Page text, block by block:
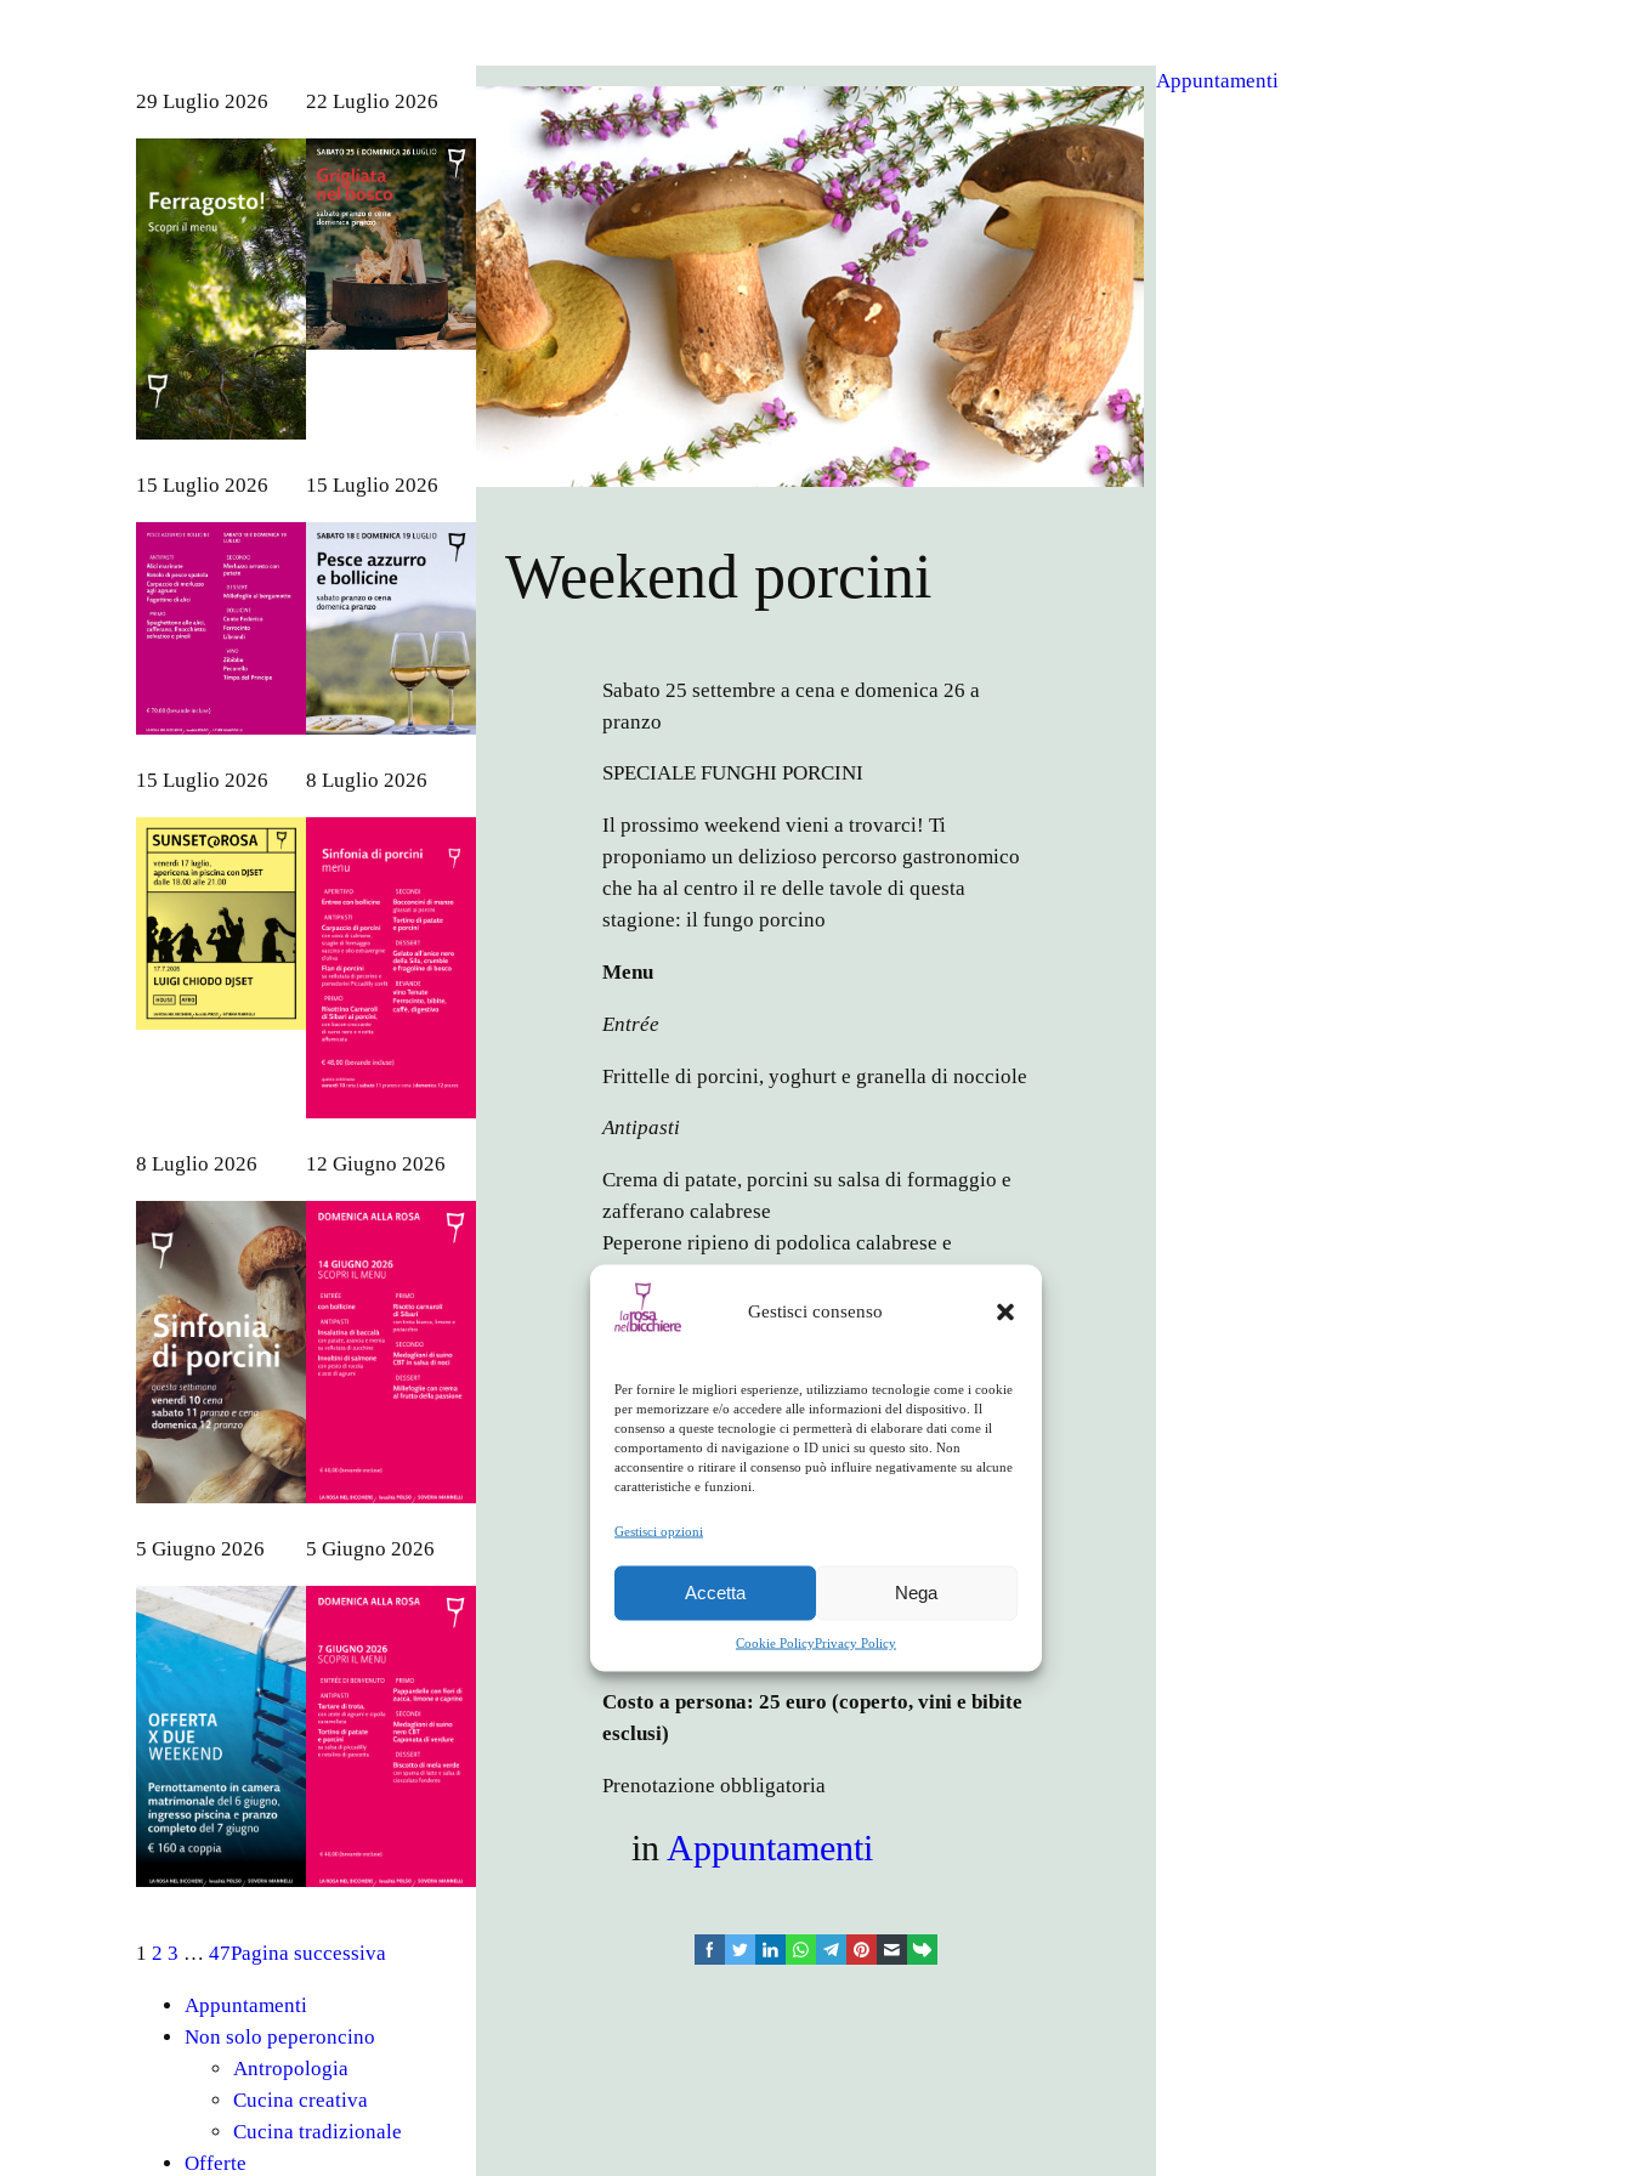
Gestisci consenso
Per fornire le migliori esperienze, utilizziamo tecnologie come i cookie
per memorizzare e/o accedere alle informazioni del dispositivo. Il
consenso a queste tecnologie ci permetterà di elaborare dati come il
comportamento di navigazione o ID unici su questo sito. Non
acconsentire o ritirare il consenso può influire negativamente su alcune
caratteristiche e funzioni.
Gestisci opzioni
Accetta Nega
Cookie PolicyPrivacy Policy
29 Luglio 2026 22 Luglio 2026
15 Luglio 2026 15 Luglio 2026
15 Luglio 2026 8 Luglio 2026
8 Luglio 2026 12 Giugno 2026
5 Giugno 2026 5 Giugno 2026
1 2 3 … 47Pagina successiva
Appuntamenti
Non solo peperoncino
Antropologia
Cucina creativa
Cucina tradizionale
Offerte
Weekend porcini
Sabato 25 settembre a cena e domenica 26 a
pranzo
SPECIALE FUNGHI PORCINI
Il prossimo weekend vieni a trovarci! Ti
proponiamo un delizioso percorso gastronomico
che ha al centro il re delle tavole di questa
stagione: il fungo porcino
Menu
Entrée
Frittelle di porcini, yoghurt e granella di nocciole
Antipasti
Crema di patate, porcini su salsa di formaggio e
zafferano calabrese
Peperone ripieno di podolica calabrese e
Primo piatto
Riso carnaroli di Sibari ai funghi porcini
Secondo piatto
Stracotto di lonza, porcini affumicati e magliocco
Dessert
Crostata con farina “Mulinum” alla crema di
rabarbaro e mele
Costo a persona: 25 euro (coperto, vini e bibite
esclusi)
Prenotazione obbligatoria
inAppuntamenti
facebooktwitterlinkedinwhatsapptelegram
pinterest email link
Appuntamenti